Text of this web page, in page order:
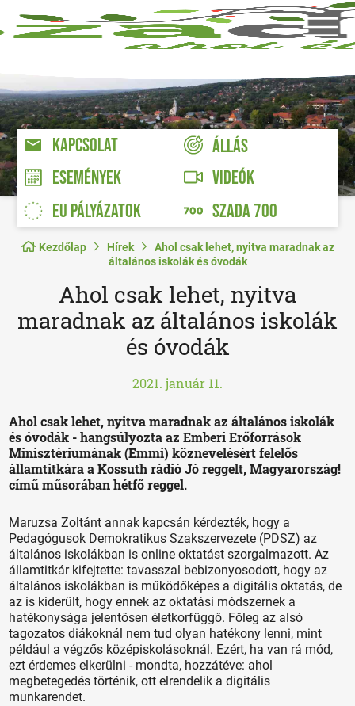
KAPCSOLAT
ÁLLÁS
ESEMÉNYEK
VIDEÓK
EU PÁLYÁZATOK
SZADA 700
Kezdőlap Hírek
Ahol csak lehet, nyitva maradnak az
általános iskolák és óvodák
Ahol csak lehet, nyitva
maradnak az általános iskolák
és óvodák
2021. január 11.
Ahol csak lehet, nyitva maradnak az általános iskolák
és óvodák - hangsúlyozta az Emberi Erőforrások
Minisztériumának (Emmi) köznevelésért felelős
államtitkára a Kossuth rádió Jó reggelt, Magyarország!
című műsorában hétfő reggel.
Maruzsa Zoltánt annak kapcsán kérdezték, hogy a
Pedagógusok Demokratikus Szakszervezete (PDSZ) az
általános iskolákban is online oktatást szorgalmazott. Az
államtitkár kifejtette: tavasszal bebizonyosodott, hogy az
általános iskolákban is működőképes a digitális oktatás, de
az is kiderült, hogy ennek az oktatási módszernek a
hatékonysága jelentősen életkorfüggő. Főleg az alsó
tagozatos diákoknál nem tud olyan hatékony lenni, mint
például a végzős középiskolásoknál. Ezért, ha van rá mód,
ezt érdemes elkerülni - mondta, hozzátéve: ahol
megbetegedés történik, ott elrendelik a digitális
munkarendet.